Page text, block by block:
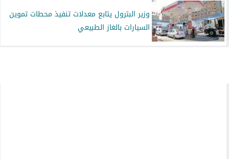
وزير البترول يتابع معدلات تنفيذ محطات تموين
السيارات بالغاز الطبيعي